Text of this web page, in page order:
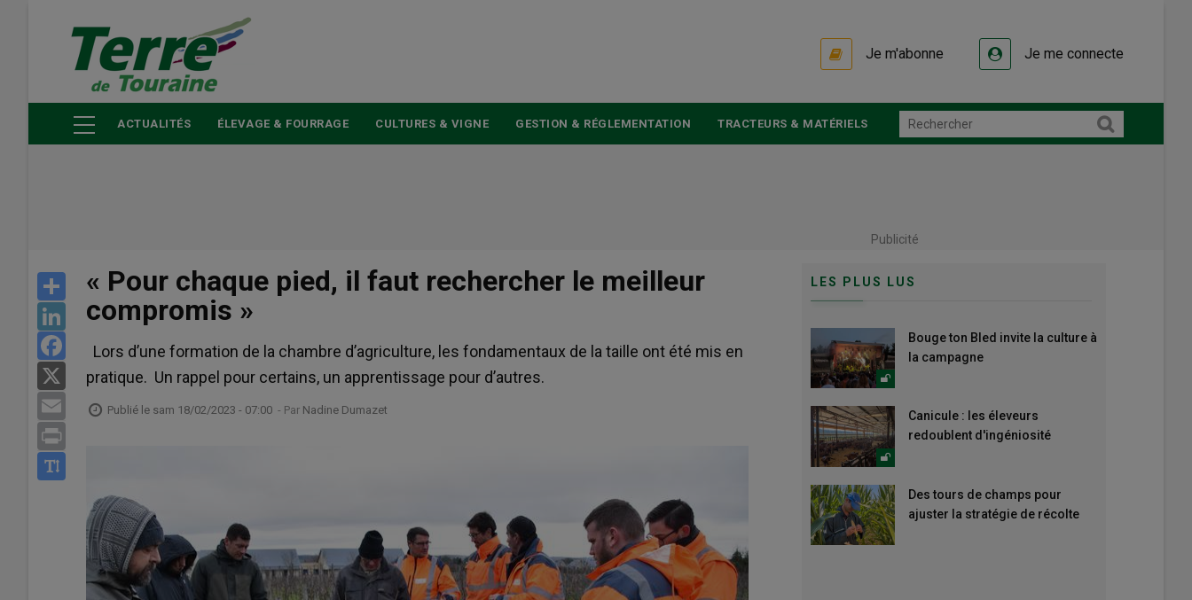
principal
Je m'abonne Je me connecte
ACTUALITÉS ÉLEVAGE & FOURRAGE CULTURES & VIGNE GESTION & RÉGLEMENTATION TRACTEURS & MATÉRIELS
Publicité
Share
LinkedIn
Facebook
Email
« Pour chaque pied, il faut rechercher le meilleur
compromis »
Lors d’une formation de la chambre d’agriculture, les fondamentaux de la taille ont été mis en
pratique. Un rappel pour certains, un apprentissage pour d’autres.
Publié le sam 18/02/2023 - 07:00 - Par Nadine Dumazet
LES PLUS LUS
Bouge ton Bled invite la culture à
la campagne
Canicule : les éleveurs
redoublent d'ingéniosité
Des tours de champs pour
ajuster la stratégie de récolte